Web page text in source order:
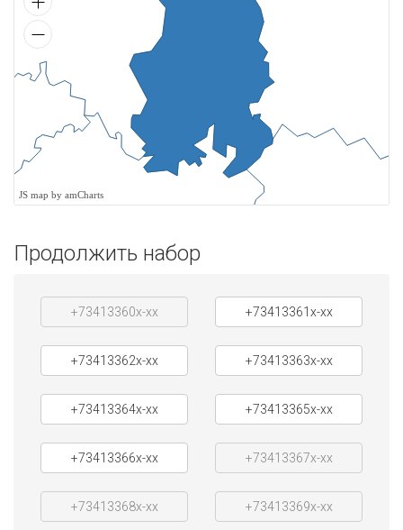
JS map by amCharts
Продолжить набор
+73413360x-xx +73413361x-xx
+73413362x-xx +73413363x-xx
+73413364x-xx +73413365x-xx
+73413366x-xx +73413367x-xx
+73413368x-xx +73413369x-xx